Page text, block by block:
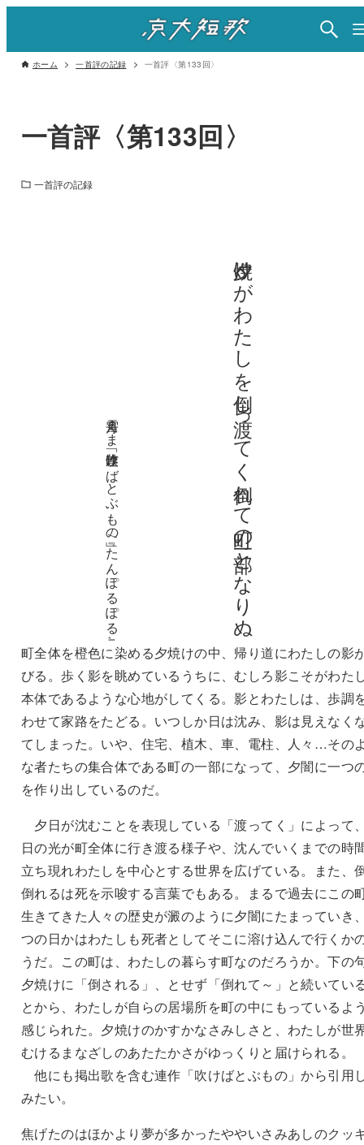
ホーム 一首評の記録 一首評〈第133回〉
一首評〈第133回〉
一首評の記録
雪舟えま 連作「吹けばとぶもの」/『たんぽるぽる』 夕焼けがわたしを倒し渡ってく倒れて町の一部となりぬ
町全体を橙色に染める夕焼けの中、帰り道にわたしの影
びる。歩く影を眺めているうちに、むしろ影こそがわた
本体であるような心地がしてくる。影とわたしは、歩調
わせて家路をたどる。いつしか日は沈み、影は見えなく
てしまった。いや、住宅、植木、車、電柱、人々…その
な者たちの集合体である町の一部になって、夕闇に一つ
を作り出しているのだ。
夕日が沈むことを表現している「渡ってく」によって
日の光が町全体に行き渡る様子や、沈んでいくまでの時
立ち現れわたしを中心とする世界を広げている。また、
倒れるは死を示唆する言葉でもある。まるで過去にこの
生きてきた人々の歴史が澱のように夕闇にたまっていき
つの日かはわたしも死者としてそこに溶け込んで行くか
うだ。この町は、わたしの暮らす町なのだろうか。下の
夕焼けに「倒される」、とせず「倒れて～」と続いてい
とから、わたしが自らの居場所を町の中にもっているよ
感じられた。夕焼けのかすかなさみしさと、わたしが世
むけるまなざしのあたたかさがゆっくりと届けられる。
他にも掲出歌を含む連作「吹けばとぶもの」から引用
みたい。
焦げたのはほかより夢が多かったややいさみあしのクッ